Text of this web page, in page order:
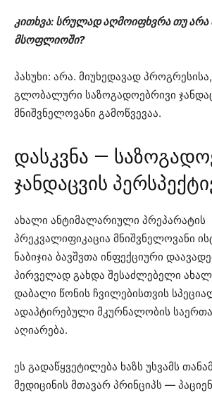
კითხვა: სრულად აღმოიფხვრა თუ
მსოფლიოში?
პასუხი: არა. მიუხედავად
გლობალური საზოგადოებრივი
მნიშვნელოვანი გამოწვევაა.
დასკვნა —
ჯანდაცვის
ახალი ანტიმალარიული პრეპარატის
პრეკვალიფიკაცია მნიშვნელოვანი
ნაბიჯია ბავშვთა ინფექციური
პირველად გახდა შესაძლებელი
დაბალი წონის ჩვილებისთვის
ადაპტირებული მკურნალობის
აღიარება.
ეს გადაწყვეტილება ხაზს უსვამს
მედიცინის მთავარ პრინციპს —